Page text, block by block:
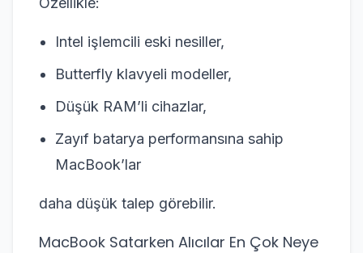
Intel işlemcili eski nesiller,
Butterfly klavyeli modeller,
Düşük RAM’li cihazlar,
Zayıf batarya performansına sahip
MacBook’lar
daha düşük talep görebilir.
MacBook Satarken Alıcılar En Çok Neye